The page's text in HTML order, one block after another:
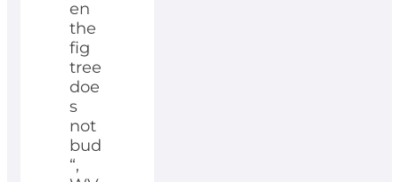
en
the
fig
tree
doe
s
not
bud
“,